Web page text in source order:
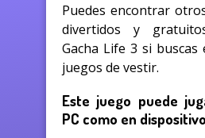
Puedes encontrar
divertidos y
Gacha Life 3 si buscas
juegos de vestir.
Este juego puede
PC como en